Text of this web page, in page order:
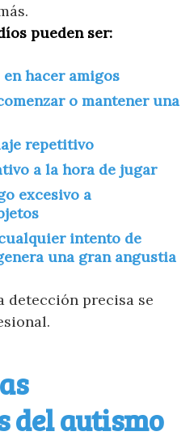
pueden ser:
hacer amigos
o mantener una
repetitivo
a la hora de jugar
excesivo a
intento de
una gran angustia
detección precisa se
del autismo